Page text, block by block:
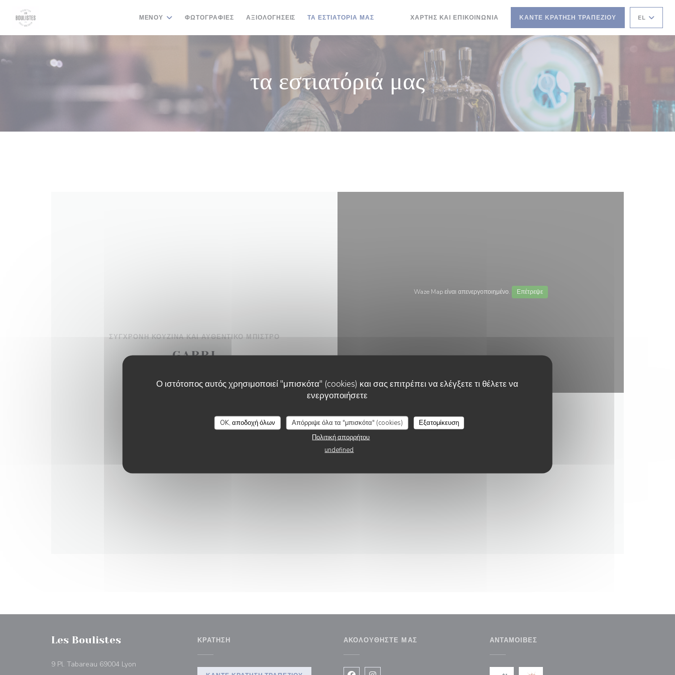
Ο ιστότοπος αυτός χρησιμοποιεί "μπισκότα" (cookies) και σας επιτρέπει να ελέγξετε τι θέλετε να
ενεργοποιήσετε
OK, αποδοχή όλων Απόρριψε όλα τα "μπισκότα" (cookies)
Εξατομίκευση
Πολιτική απορρήτου
undefined
ΜΕΝΟΎ ΦΩΤΟΓΡΑΦΊΕΣ ΑΞΙΟΛΟΓΉΣΕΙΣ ΤΑ ΕΣΤΙΑΤΌΡΙΆ ΜΑΣ ΧΆΡΤΗΣ ΚΑΙ ΕΠΙΚΟΙΝΩΝΊΑ ΚΆΝΤΕ ΚΡΆΤΗΣΗ ΤΡΑΠΕΖΙΟΎ EL
τα εστιατόριά μας
ΣΎΓΧΡΟΝΗ ΚΟΥΖΊΝΑ ΚΑΙ ΑΥΘΕΝΤΙΚΌ ΜΠΙΣΤΡΌ
GARRI
Waze Map είναι απενεργοποιημένο. Επέτρεψε
Les Boulistes
9 Pl. Tabareau 69004 Lyon
ΚΡΆΤΗΣΗ ΑΚΟΛΟΥΘΉΣΤΕ ΜΑΣ ΑΝΤΑΜΟΙΒΈΣ